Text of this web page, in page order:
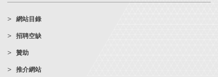
網站目錄
招聘空缺
贊助
推介網站